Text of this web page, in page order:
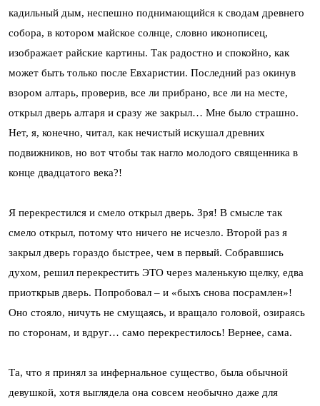
кадильный дым, неспешно поднимающийся к сводам древнего
собора, в котором майское солнце, словно иконописец,
изображает райские картины. Так радостно и спокойно, как
может быть только после Евхаристии. Последний раз окинув
взором алтарь, проверив, все ли прибрано, все ли на месте,
открыл дверь алтаря и сразу же закрыл… Мне было страшно.
Нет, я, конечно, читал, как нечистый искушал древних
подвижников, но вот чтобы так нагло молодого священника в
конце двадцатого века?!
Я перекрестился и смело открыл дверь. Зря! В смысле так
смело открыл, потому что ничего не исчезло. Второй раз я
закрыл дверь гораздо быстрее, чем в первый. Собравшись
духом, решил перекрестить ЭТО через маленькую щелку, едва
приоткрыв дверь. Попробовал – и «быхъ снова посрамлен»!
Оно стояло, ничуть не смущаясь, и вращало головой, озираясь
по сторонам, и вдруг… само перекрестилось! Вернее, сама.
Та, что я принял за инфернальное существо, была обычной
девушкой, хотя выглядела она совсем необычно даже для